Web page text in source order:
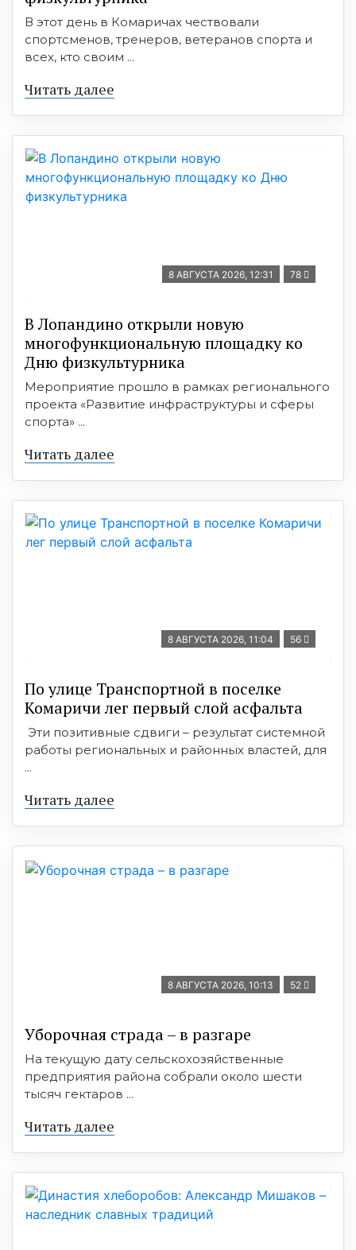
В этот день в Комаричах чествовали
спортсменов, тренеров, ветеранов спорта и
всех, кто своим ...
Читать далее
8 АВГУСТА 2026, 12:31 78
В Лопандино открыли новую
многофункциональную площадку ко
Дню физкультурника
Мероприятие прошло в рамках регионального
проекта «Развитие инфраструктуры и сферы
спорта» ...
Читать далее
8 АВГУСТА 2026, 11:04 56
По улице Транспортной в поселке
Комаричи лег первый слой асфальта
Эти позитивные сдвиги – результат системной
работы региональных и районных властей, для
...
Читать далее
8 АВГУСТА 2026, 10:13 52
Уборочная страда – в разгаре
На текущую дату сельскохозяйственные
предприятия района собрали около шести
тысяч гектаров ...
Читать далее